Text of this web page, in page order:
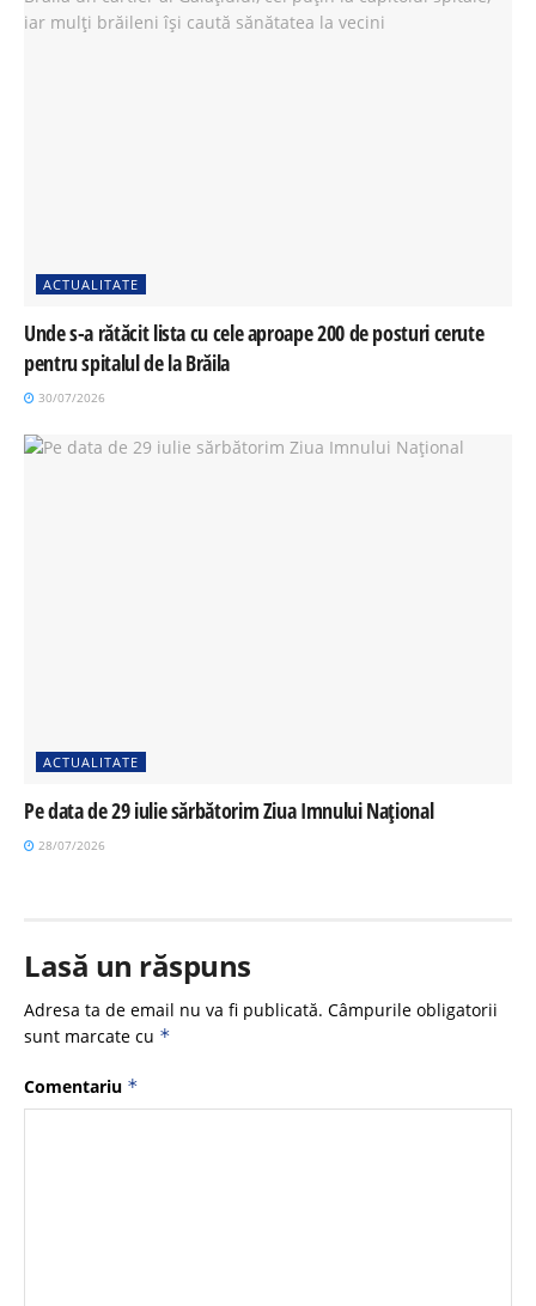
ACTUALITATE
Unde s-a rătăcit lista cu cele aproape 200 de posturi cerute
pentru spitalul de la Brăila
30/07/2026
ACTUALITATE
Pe data de 29 iulie sărbătorim Ziua Imnului Național
28/07/2026
Lasă un răspuns
Adresa ta de email nu va fi publicată. Câmpurile obligatorii
sunt marcate cu *
Comentariu *